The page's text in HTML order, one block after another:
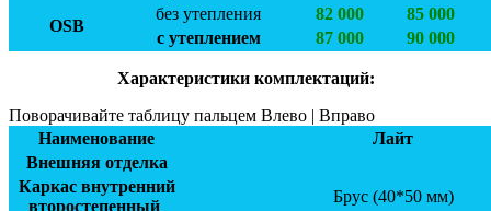
OSB
без утепления 82 000
85 000
с утеплением
87 000 90 000
Характеристики комплектаций:
Поворачивайте таблицу пальцем Влево | Вправо
Наименование
Лайт
Внешняя отделка
Каркас внутренний
второстепенный
Брус (40*50 мм)